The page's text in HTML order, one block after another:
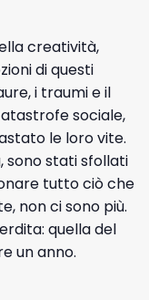
creatività,
di questi
i traumi e il
sociale,
le loro vite.
sono stati sfollati
tutto ciò che
non ci sono più.
quella del
un anno.